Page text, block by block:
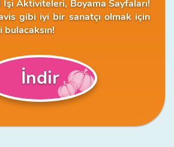
Aktiviteleri, Boyama Sayfaları!
gibi iyi bir sanatçı olmak için
İndir